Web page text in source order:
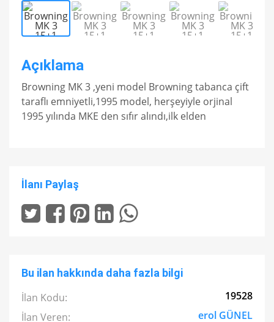
Açıklama
Browning MK 3 ,yeni model Browning tabanca çift
taraflı emniyetli,1995 model, herşeyiyle orjinal
1995 yılında MKE den sıfır alındı,ilk elden
İlanı Paylaş
Bu ilan hakkında daha fazla bilgi
İlan Kodu:
19528
İlan Veren:
erol GÜNEL